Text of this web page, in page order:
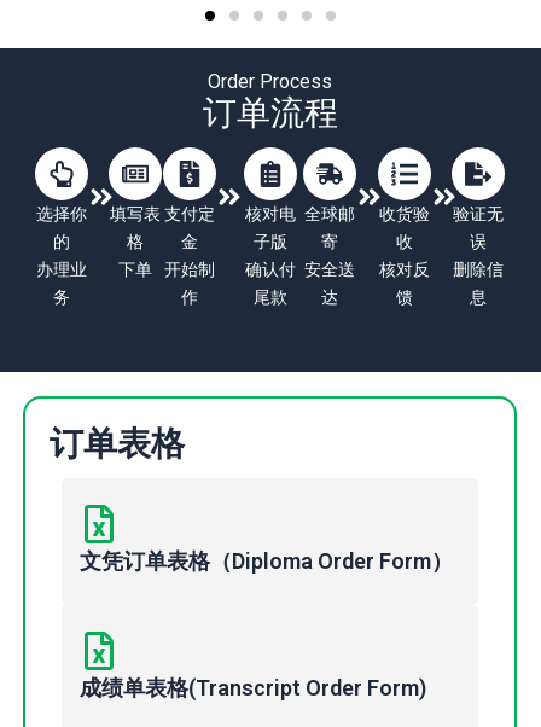
Order Process
订单流程
选择你
的
办理业
务
填写表
格
下单
支付定
金
开始制
作
核对电
子版
确认付
尾款
全球邮
寄
安全送
达
收货验
收
核对反
馈
验证无
误
删除信
息
订单表格
文凭订单表格（Diploma Order Form）
成绩单表格(Transcript Order Form)